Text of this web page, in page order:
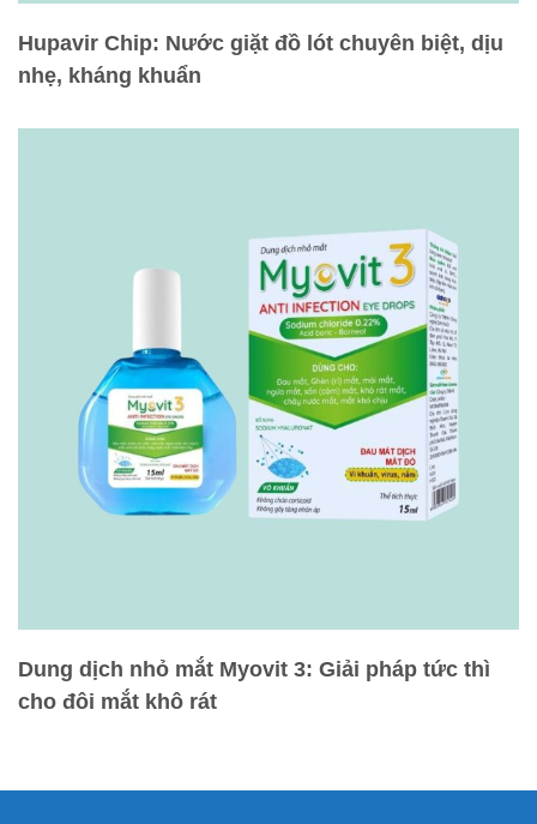
Hupavir Chip: Nước giặt đồ lót chuyên biệt, dịu
nhẹ, kháng khuẩn
Dung dịch nhỏ mắt Myovit 3: Giải pháp tức thì
cho đôi mắt khô rát